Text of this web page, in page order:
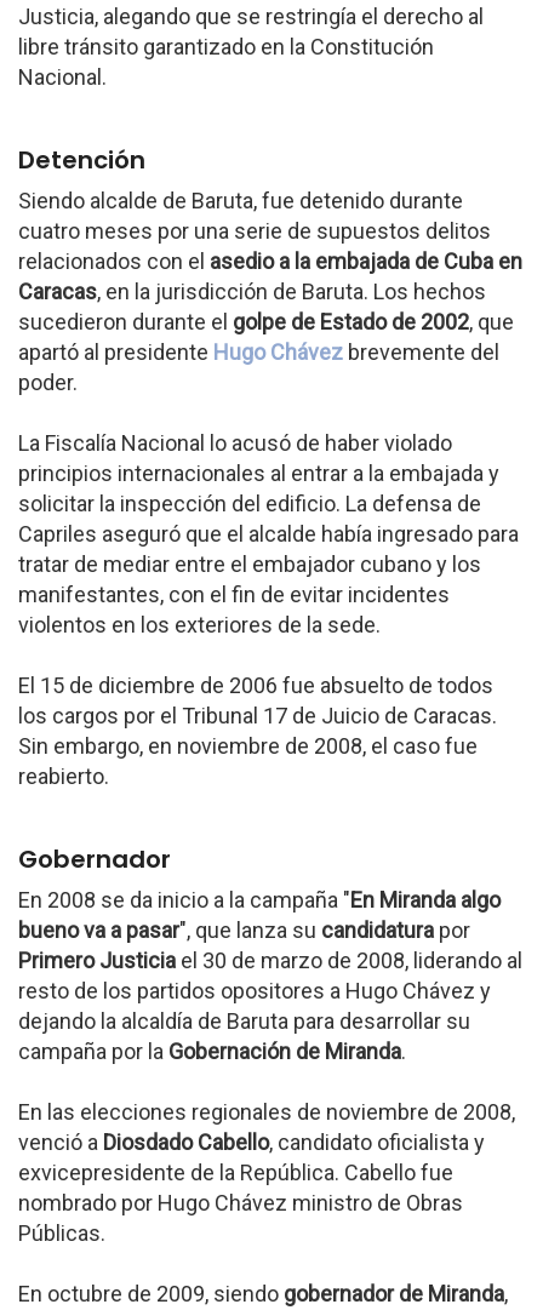
Justicia, alegando que se restringía el derecho al
libre tránsito garantizado en la Constitución
Nacional.
Detención
Siendo alcalde de Baruta, fue detenido durante
cuatro meses por una serie de supuestos delitos
relacionados con el asedio a la embajada de Cuba en
Caracas, en la jurisdicción de Baruta. Los hechos
sucedieron durante el golpe de Estado de 2002, que
apartó al presidente Hugo Chávez brevemente del
poder.
La Fiscalía Nacional lo acusó de haber violado
principios internacionales al entrar a la embajada y
solicitar la inspección del edificio. La defensa de
Capriles aseguró que el alcalde había ingresado para
tratar de mediar entre el embajador cubano y los
manifestantes, con el fin de evitar incidentes
violentos en los exteriores de la sede.
El 15 de diciembre de 2006 fue absuelto de todos
los cargos por el Tribunal 17 de Juicio de Caracas.
Sin embargo, en noviembre de 2008, el caso fue
reabierto.
Gobernador
En 2008 se da inicio a la campaña "En Miranda algo
bueno va a pasar", que lanza su candidatura por
Primero Justicia el 30 de marzo de 2008, liderando al
resto de los partidos opositores a Hugo Chávez y
dejando la alcaldía de Baruta para desarrollar su
campaña por la Gobernación de Miranda.
En las elecciones regionales de noviembre de 2008,
venció a Diosdado Cabello, candidato oficialista y
exvicepresidente de la República. Cabello fue
nombrado por Hugo Chávez ministro de Obras
Públicas.
En octubre de 2009, siendo gobernador de Miranda,